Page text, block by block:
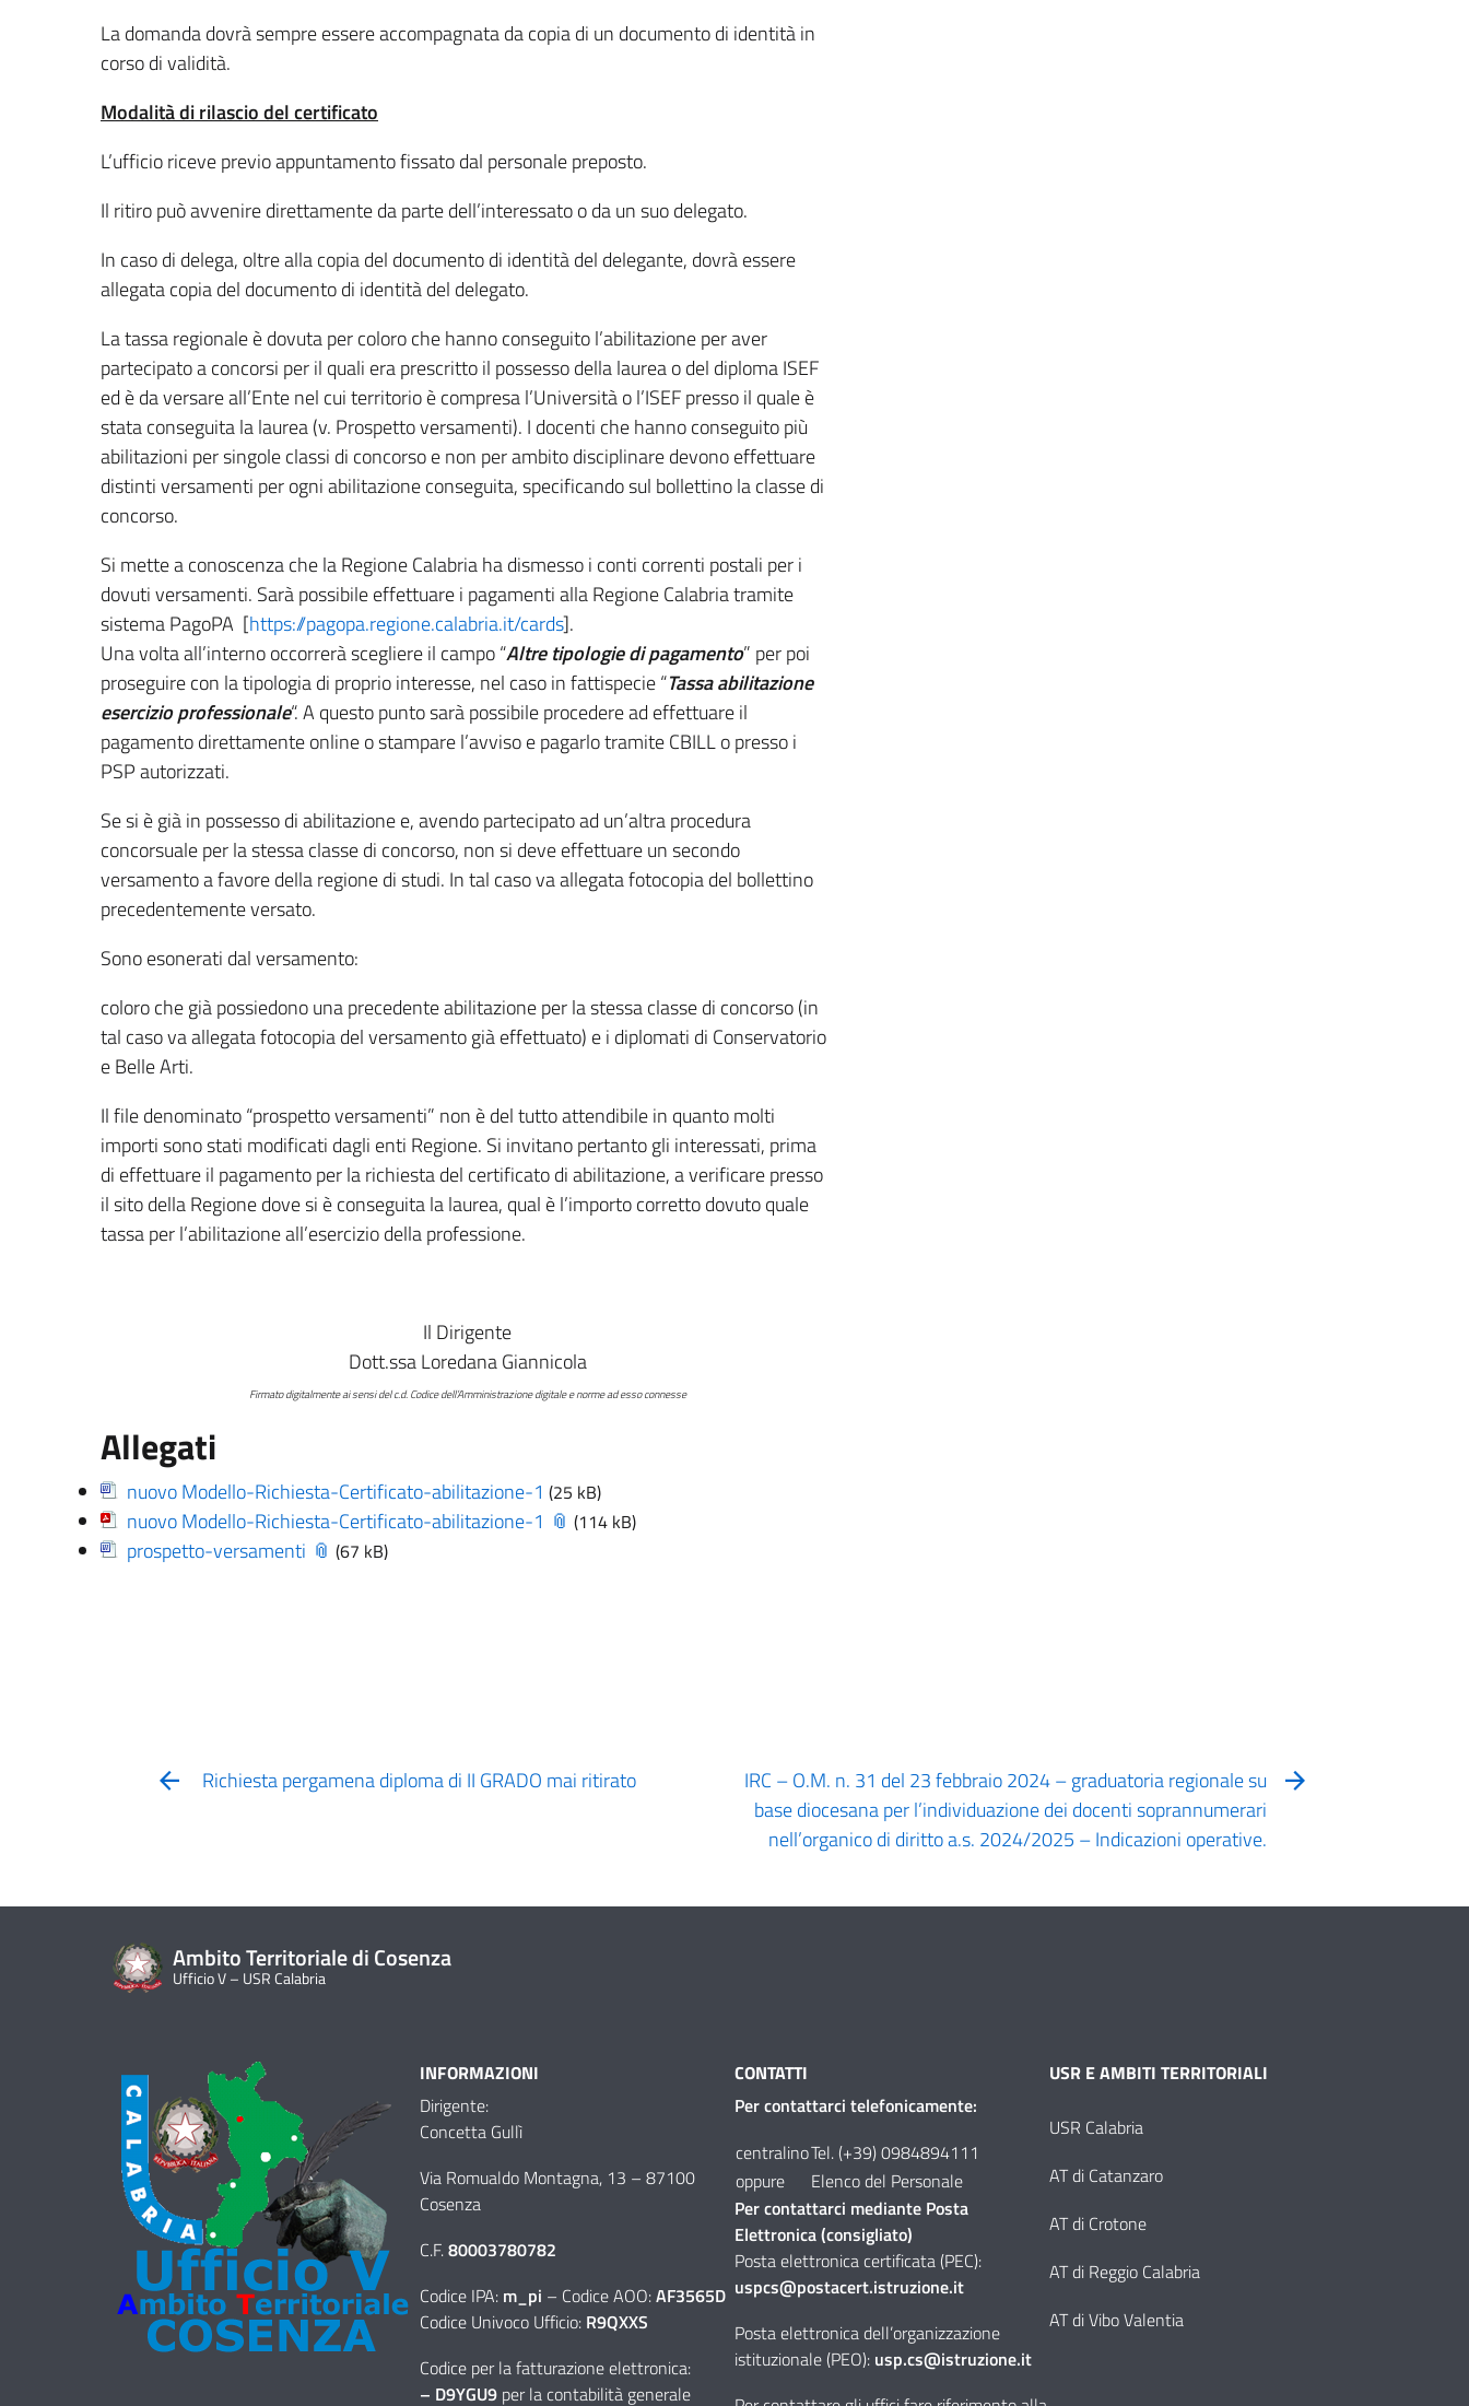
La domanda dovrà sempre essere accompagnata da copia di un documento di identità in
corso di validità.
Modalità di rilascio del certificato
L’ufficio riceve previo appuntamento fissato dal personale preposto.
Il ritiro può avvenire direttamente da parte dell’interessato o da un suo delegato.
In caso di delega, oltre alla copia del documento di identità del delegante, dovrà essere
allegata copia del documento di identità del delegato.
La tassa regionale è dovuta per coloro che hanno conseguito l’abilitazione per aver
partecipato a concorsi per il quali era prescritto il possesso della laurea o del diploma ISEF
ed è da versare all’Ente nel cui territorio è compresa l’Università o l’ISEF presso il quale è
stata conseguita la laurea (v. Prospetto versamenti). I docenti che hanno conseguito più
abilitazioni per singole classi di concorso e non per ambito disciplinare devono effettuare
distinti versamenti per ogni abilitazione conseguita, specificando sul bollettino la classe di
concorso.
Si mette a conoscenza che la Regione Calabria ha dismesso i conti correnti postali per i
dovuti versamenti. Sarà possibile effettuare i pagamenti alla Regione Calabria tramite
sistema PagoPA [https://pagopa.regione.calabria.it/cards].
Una volta all’interno occorrerà scegliere il campo “Altre tipologie di pagamento” per poi
proseguire con la tipologia di proprio interesse, nel caso in fattispecie “Tassa abilitazione
esercizio professionale“. A questo punto sarà possibile procedere ad effettuare il
pagamento direttamente online o stampare l’avviso e pagarlo tramite CBILL o presso i
PSP autorizzati.
Se si è già in possesso di abilitazione e, avendo partecipato ad un’altra procedura
concorsuale per la stessa classe di concorso, non si deve effettuare un secondo
versamento a favore della regione di studi. In tal caso va allegata fotocopia del bollettino
precedentemente versato.
Sono esonerati dal versamento:
coloro che già possiedono una precedente abilitazione per la stessa classe di concorso (in
tal caso va allegata fotocopia del versamento già effettuato) e i diplomati di Conservatorio
e Belle Arti.
Il file denominato “prospetto versamenti” non è del tutto attendibile in quanto molti
importi sono stati modificati dagli enti Regione. Si invitano pertanto gli interessati, prima
di effettuare il pagamento per la richiesta del certificato di abilitazione, a verificare presso
il sito della Regione dove si è conseguita la laurea, qual è l’importo corretto dovuto quale
tassa per l’abilitazione all’esercizio della professione.
Il Dirigente
Dott.ssa Loredana Giannicola
Firmato digitalmente ai sensi del c.d. Codice dell’Amministrazione digitale e norme ad esso connesse
Allegati
nuovo Modello-Richiesta-Certificato-abilitazione-1 (25 kB)
nuovo Modello-Richiesta-Certificato-abilitazione-1 (114 kB)
prospetto-versamenti (67 kB)
Richiesta pergamena diploma di II GRADO mai ritirato
IRC – O.M. n. 31 del 23 febbraio 2024 – graduatoria regionale su
base diocesana per l’individuazione dei docenti soprannumerari
nell’organico di diritto a.s. 2024/2025 – Indicazioni operative.
Ambito Territoriale di Cosenza
Ufficio V – USR Calabria
INFORMAZIONI
Dirigente:
Concetta Gullì
Via Romualdo Montagna, 13 – 87100
Cosenza
C.F.80003780782
Codice IPA: m_pi – Codice AOO:AF3565D
Codice Univoco Ufficio: R9QXXS
Codice per la fatturazione elettronica:
– D9YGU9 per la contabilità generale
CONTATTI
Per contattarci telefonicamente:
centralinoTel. (+39) 0984894111
oppure
Elenco del Personale
Per contattarci mediante Posta
Elettronica (consigliato)
Posta elettronica certificata (PEC):
uspcs@postacert.istruzione.it
Posta elettronica dell’organizzazione
istituzionale (PEO): usp.cs@istruzione.it
USR E AMBITI TERRITORIALI
USR Calabria
AT di Catanzaro
AT di Crotone
AT di Reggio Calabria
AT di Vibo Valentia